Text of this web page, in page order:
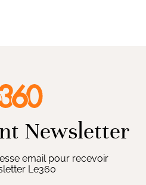
Newsletter
email pour recevoir
Le360